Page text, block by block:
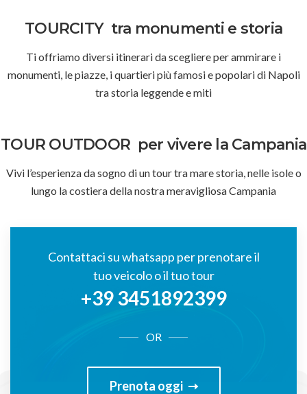
TOURCITY tra monumenti e storia
Ti offriamo diversi itinerari da scegliere per ammirare i
monumenti, le piazze, i quartieri più famosi e popolari di Napoli
tra storia leggende e miti
TOUR OUTDOOR per vivere la Campania
Vivi l’esperienza da sogno di un tour tra mare storia, nelle isole o
lungo la costiera della nostra meravigliosa Campania
Contattaci su whatsapp per prenotare il
tuo veicolo o il tuo tour
+39 3451892399
OR
Prenota oggi